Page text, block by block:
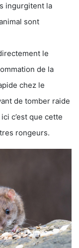
ingurgitent la
sont
le
de la
chez le
de tomber raide
c’est que cette
rongeurs.